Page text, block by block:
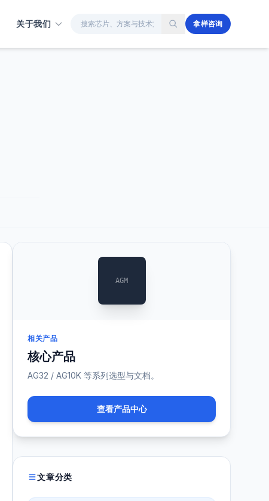
关于我们 站内搜索 拿样咨询
AGM
相关产品
核心产品
AG32 / AG10K 等系列选型与文档。
查看产品中心
文章分类